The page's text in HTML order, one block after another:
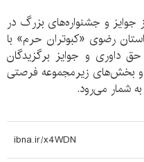
و جشنواره‌های بزرگ در
رضوی «کبوتران حرم» با
داوری و جوایز برگزیدگان
بخش‌های زیرمجموعه فرصتی
به شمار می‌رود.